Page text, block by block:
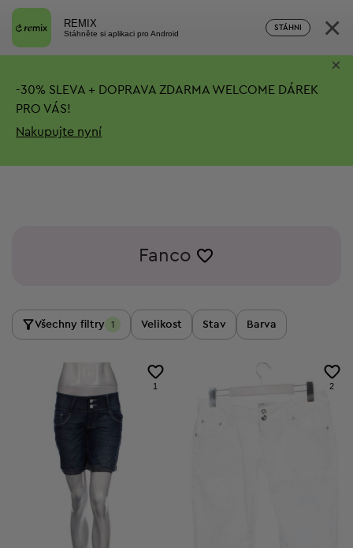
REMIX
Stáhněte si aplikaci pro Android
STÁHNI ×
-30% SLEVA + DOPRAVA ZDARMA WELCOME DÁREK
PRO VÁS!
Nakupujte nyní
×
Fanco
Všechny filtry 1 Velikost Stav Barva
1 2